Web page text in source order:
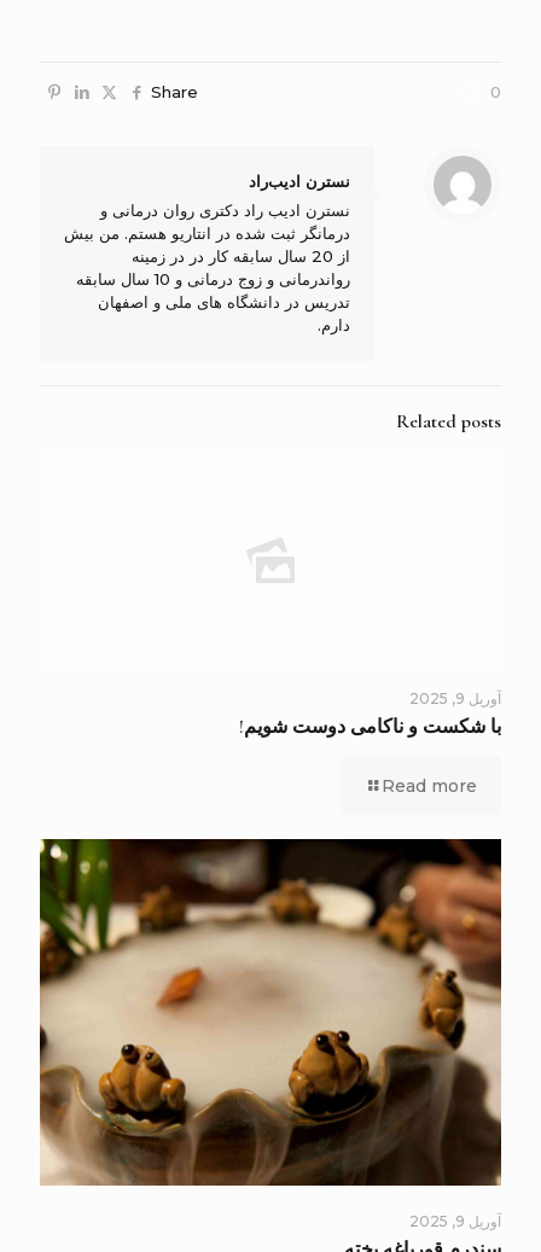
Share 0
نسترن ادیب‌راد
نسترن ادیب راد دکتری روان درمانی و
درمانگر ثبت شده در انتاریو هستم. من بیش
از 20 سال سابقه کار در در زمینه
رواندرمانی و زوج درمانی و 10 سال سابقه
تدریس در دانشگاه های ملی و اصفهان
دارم.
Related posts
آوریل 9, 2025
با شکست و ناکامی دوست شویم!
Read more
آوریل 9, 2025